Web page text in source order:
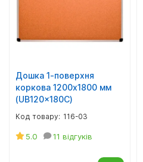
Дошка 1-поверхня
коркова 1200х1800 мм
(UB120x180C)
116-03
5.0 11 відгуків